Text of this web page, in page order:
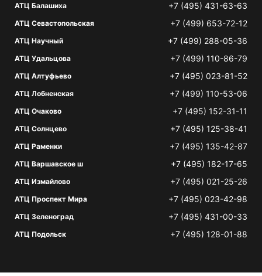
АТЦ Балашиха +7 (495) 431-63-63
АТЦ Севастопольская +7 (499) 653-72-12
АТЦ Научный +7 (499) 288-05-36
АТЦ Удальцова +7 (499) 110-86-79
АТЦ Алтуфьево +7 (495) 023-81-52
АТЦ Лобненская +7 (499) 110-53-06
АТЦ Очаково +7 (495) 152-31-11
АТЦ Солнцево +7 (495) 125-38-41
АТЦ Раменки +7 (495) 135-42-87
АТЦ Варшавское ш +7 (495) 182-17-65
АТЦ Измайлово +7 (495) 021-25-26
АТЦ Проспект Мира +7 (495) 023-42-98
АТЦ Зеленоград +7 (495) 431-00-33
АТЦ Подольск +7 (495) 128-01-88